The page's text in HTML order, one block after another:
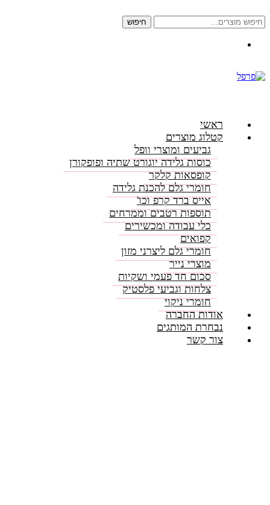
חיפוש
עבור:
חיפוש
ראשי
קטלוג מוצרים
גביעים ומוצרי וופל
כוסות גלידה יוגורט שתיה ופופקורן
קופסאות קלקר
חומרי גלם להכנת גלידה
אייס ברד קרפ וכו'
תוספות רטבים וממרחים
כלי עבודה ומכשירים
קפואים
חומרי גלם ליצרני מזון
מוצרי נייר
סכום חד פעמי ושקיות
צלחות וגביעי פלסטיק
חומרי ניקוי
אודות החברה
נבחרת המותגים
צור קשר